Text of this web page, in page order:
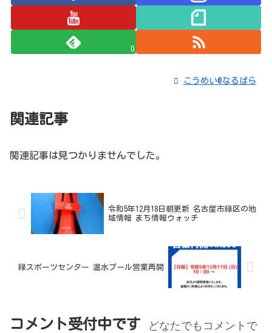
0
こうめい@なるぱら
関連記事
関連記事は見つかりませんでした。
令和5年12月18日朝更新 名古屋市緑区の地
域情報 まち情報ウォッチ
緑スポーツセンター 温水プール営業再開
コメント受付中です
どなたでもコメントで